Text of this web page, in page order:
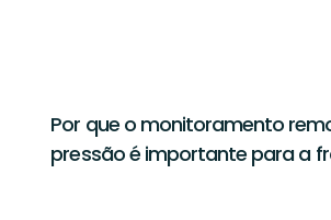
Por que o monitoramento
pressão é importante para a